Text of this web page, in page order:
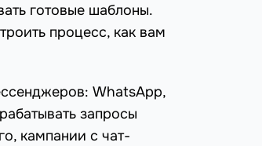
готовые шаблоны.
процесс, как вам
WhatsApp,
запросы
кампании с чат-